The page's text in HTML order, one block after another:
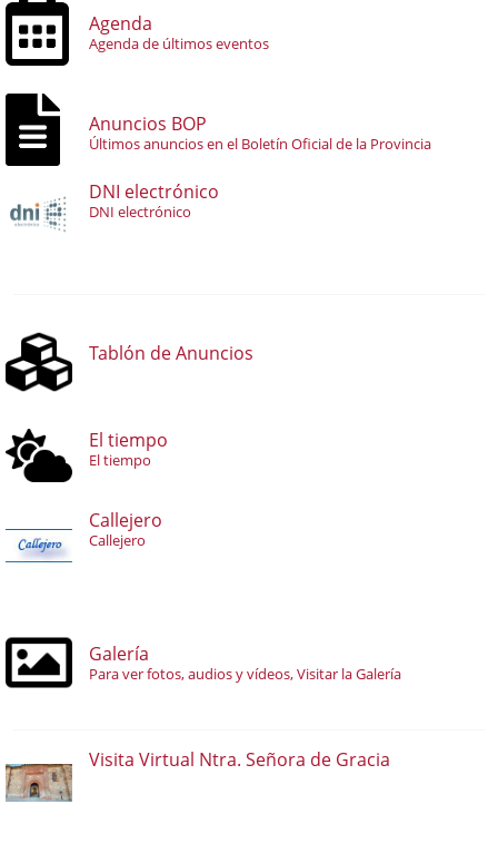
Agenda
Agenda de últimos eventos
Anuncios BOP
Últimos anuncios en el Boletín Oficial de la Provincia
DNI electrónico
DNI electrónico
Tablón de Anuncios
El tiempo
El tiempo
Callejero
Callejero
Galería
Para ver fotos, audios y vídeos, Visitar la Galería
Visita Virtual Ntra. Señora de Gracia